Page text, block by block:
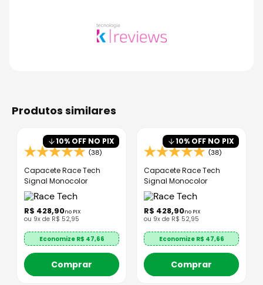
produtos similares
10% OFF NO PIX
(38)
Capacete Race Tech
Signal Monocolor
R$ 428,90no PIX
ou 9x de R$ 52,95
Economize R$ 47,66
Comprar
10% OFF NO PIX
(38)
Capacete Race Tech
Signal Monocolor
R$ 428,90no PIX
ou 9x de R$ 52,95
Economize R$ 47,66
Comprar